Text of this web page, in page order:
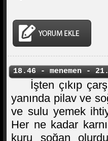
18.46 - menemen -
İşten çıkıp
yanında pilav ve
ve sulu yemek
Her ne kadar
kuru soğan